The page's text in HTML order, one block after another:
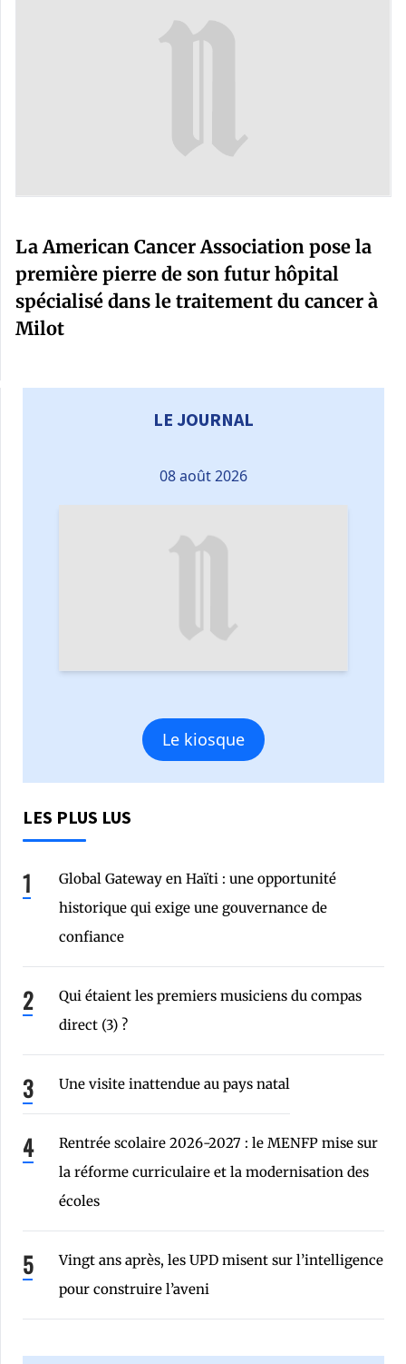
La American Cancer Association pose la
première pierre de son futur hôpital
spécialisé dans le traitement du cancer à
Milot
LE JOURNAL
08 août 2026
Le kiosque
LES PLUS LUS
Global Gateway en Haïti : une opportunité
historique qui exige une gouvernance de
confiance
Qui étaient les premiers musiciens du compas
direct (3) ?
Une visite inattendue au pays natal
Rentrée scolaire 2026-2027 : le MENFP mise sur
la réforme curriculaire et la modernisation des
écoles
Vingt ans après, les UPD misent sur l’intelligence
pour construire l’aveni